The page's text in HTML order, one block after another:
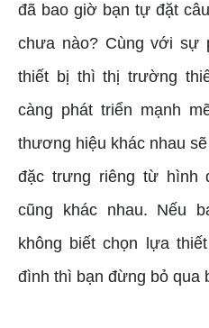
đã bao giờ bạn tự đặt
chưa nào? Cùng với sự
thiết bị thì thị trường
càng phát triển mạnh
thương hiệu khác nhau
đặc trưng riêng từ hình
cũng khác nhau. Nếu
không biết chọn lựa
đình thì bạn đừng bỏ qua